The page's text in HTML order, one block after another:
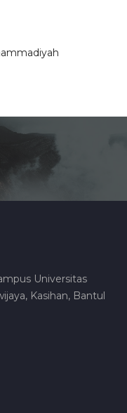
Universitas
Kasihan, Bantul